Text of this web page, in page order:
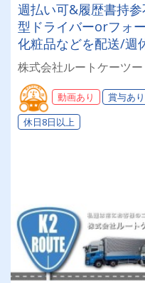
週払い可&履歴書持
型ドライバーorフォ
化粧品などを配送/週
普通免許のみ大歓迎
補助制度も有★イン
手当など待遇充実
株式会社ルートケーツ
動画あり 賞与あり
休日8日以上